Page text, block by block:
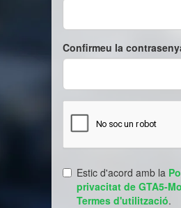
Confirmeu la
Estic d'acord amb la
privacitat de GTA5-
Termes d'utilització.